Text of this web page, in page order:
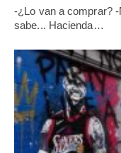
-¿Lo van a comprar?
sabe... Hacienda…